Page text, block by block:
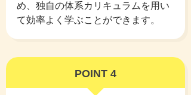
め、独自の体系カリキュラムを用い
て効率よく学ぶことができます。
POINT 4